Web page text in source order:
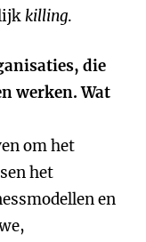
killing.
die
werken. Wat
om het
het
en